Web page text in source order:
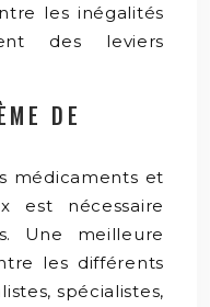
les inégalités
des leviers
DE
médicaments et
est nécessaire
Une meilleure
les différents
spécialistes,